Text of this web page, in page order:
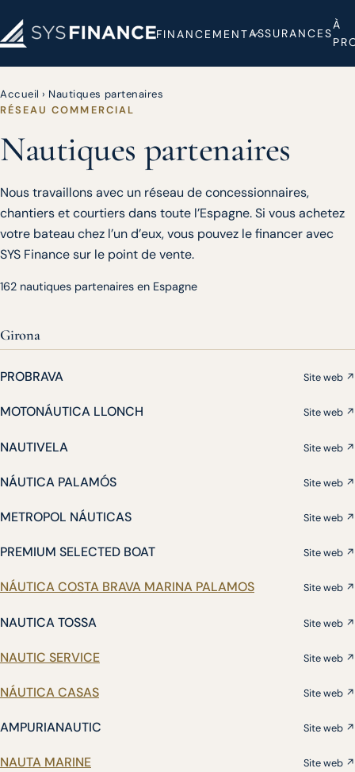
FINANCEMENTASSURANCES
À
Accueil › Nautiques partenaires
RÉSEAU COMMERCIAL
Nautiques partenaires
Nous travaillons avec un réseau de concessionnaires,
chantiers et courtiers dans toute l’Espagne. Si vous achetez
votre bateau chez l’un d’eux, vous pouvez le financer avec
SYS Finance sur le point de vente.
162 nautiques partenaires en Espagne
Girona
PROBRAVA Site web ↗
MOTONÁUTICA LLONCH Site web ↗
NAUTIVELA Site web ↗
NÁUTICA PALAMÓS Site web ↗
METROPOL NÁUTICAS Site web ↗
PREMIUM SELECTED BOAT Site web ↗
NÁUTICA COSTA BRAVA MARINA PALAMOS Site web ↗
NAUTICA TOSSA Site web ↗
NAUTIC SERVICE Site web ↗
NÁUTICA CASAS Site web ↗
AMPURIANAUTIC Site web ↗
NAUTA MARINE Site web ↗